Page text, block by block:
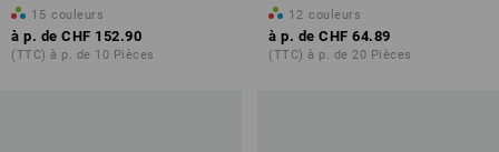
15 couleurs
à p. de CHF 152.90
(TTC) à p. de 10 Pièces
12 couleurs
à p. de CHF 64.89
(TTC) à p. de 20 Pièces